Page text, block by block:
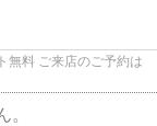
無料 ご来店のご予約は